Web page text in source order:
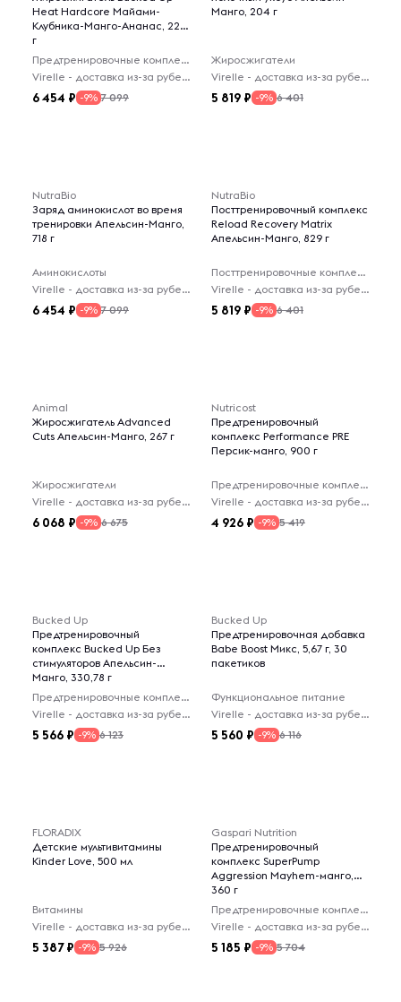
Heat Hardcore Майами-
Клубника-Манго-Ананас, 228
г
Предтренировочные комплексы
Virelle - доставка из-за рубежа
6 454 -9% 7 099
Манго, 204 г
Жиросжигатели
Virelle - доставка из-за рубежа
5 819 -9% 6 401
NutraBio
Заряд аминокислот во время
тренировки Апельсин-Манго,
718 г
Аминокислоты
Virelle - доставка из-за рубежа
6 454 -9% 7 099
NutraBio
Посттренировочный комплекс
Reload Recovery Matrix
Апельсин-Манго, 829 г
Посттренировочные комплексы
Virelle - доставка из-за рубежа
5 819 -9% 6 401
Animal
Жиросжигатель Advanced
Cuts Апельсин-Манго, 267 г
Жиросжигатели
Virelle - доставка из-за рубежа
6 068 -9% 6 675
Nutricost
Предтренировочный
комплекс Performance PRE
Персик-манго, 900 г
Предтренировочные комплексы
Virelle - доставка из-за рубежа
4 926 -9% 5 419
Bucked Up
Предтренировочный
комплекс Bucked Up Без
стимуляторов Апельсин-
Манго, 330,78 г
Предтренировочные комплексы
Virelle - доставка из-за рубежа
5 566 -9% 6 123
Bucked Up
Предтренировочная добавка
Babe Boost Микс, 5,67 г, 30
пакетиков
Функциональное питание
Virelle - доставка из-за рубежа
5 560 -9% 6 116
FLORADIX
Детские мультивитамины
Kinder Love, 500 мл
Витамины
Virelle - доставка из-за рубежа
5 387 -9% 5 926
Gaspari Nutrition
Предтренировочный
комплекс SuperPump
Aggression Mayhem-манго,
360 г
Предтренировочные комплексы
Virelle - доставка из-за рубежа
5 185 -9% 5 704